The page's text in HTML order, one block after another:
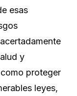
esas
y
proteger
leyes,